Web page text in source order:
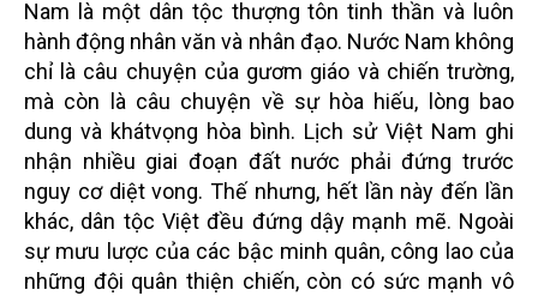
Nam là một dân tộc thượng tôn tinh thần và luôn
hành động nhân văn và nhân đạo. Nước Nam không
chỉ là câu chuyện của gươm giáo và chiến trường,
mà còn là câu chuyện về sự hòa hiếu, lòng bao
dung và khátvọng hòa bình. Lịch sử Việt Nam ghi
nhận nhiều giai đoạn đất nước phải đứng trước
nguy cơ diệt vong. Thế nhưng, hết lần này đến lần
khác, dân tộc Việt đều đứng dậy mạnh mẽ. Ngoài
sự mưu lược của các bậc minh quân, công lao của
những đội quân thiện chiến, còn có sức mạnh vô